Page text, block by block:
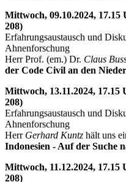
Mittwoch, 09.10.2024,
208)
Erfahrungsaustausch und
Ahnenforschung
Herr Prof. (em.) Dr. Claus
der Code Civil an den
Mittwoch, 13.11.2024,
208)
Erfahrungsaustausch und
Ahnenforschung
Herr Gerhard Kuntz hält uns
Indonesien - Auf der Suche
Mittwoch, 11.12.2024,
208)